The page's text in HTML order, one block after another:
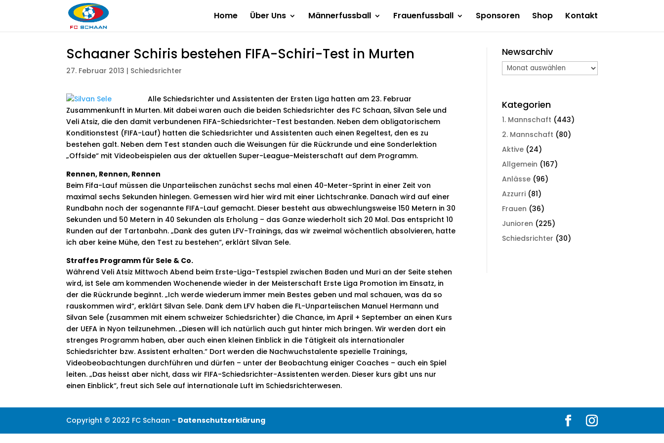
Home Über Uns Männerfussball Frauenfussball Sponsoren Shop Kontakt
Schaaner Schiris bestehen FIFA-Schiri-Test in Murten
27. Februar 2013 | Schiedsrichter
Alle Schiedsrichter und Assistenten der Ersten Liga hatten am 23. Februar
Zusammenkunft in Murten. Mit dabei waren auch die beiden Schiedsrichter des FC Schaan, Silvan Sele und
Veli Atsiz, die den damit verbundenen FIFA-Schiedsrichter-Test bestanden. Neben dem obligatorischem
Konditionstest (FIFA-Lauf) hatten die Schiedsrichter und Assistenten auch einen Regeltest, den es zu
bestehen galt. Neben dem Test standen auch die Weisungen für die Rückrunde und eine Sonderlektion
„Offside“ mit Videobeispielen aus der aktuellen Super-League-Meisterschaft auf dem Programm.
Rennen, Rennen, Rennen
Beim Fifa-Lauf müssen die Unparteiischen zunächst sechs mal einen 40-Meter-Sprint in einer Zeit von
maximal sechs Sekunden hinlegen. Gemessen wird hier wird mit einer Lichtschranke. Danach wird auf einer
Rundbahn noch der sogenannte FIFA-Lauf gemacht. Dieser besteht aus abwechlungsweise 150 Metern in 30
Sekunden und 50 Metern in 40 Sekunden als Erholung – das Ganze wiederholt sich 20 Mal. Das entspricht 10
Runden auf der Tartanbahn. „Dank des guten LFV-Trainings, das wir zweimal wöchentlich absolvieren, hatte
ich aber keine Mühe, den Test zu bestehen“, erklärt Silvan Sele.
Straffes Programm für Sele & Co.
Während Veli Atsiz Mittwoch Abend beim Erste-Liga-Testspiel zwischen Baden und Muri an der Seite stehen
wird, ist Sele am kommenden Wochenende wieder in der Meisterschaft Erste Liga Promotion im Einsatz, in
der die Rückrunde beginnt. „Ich werde wiederum immer mein Bestes geben und mal schauen, was da so
rauskommen wird“, erklärt Silvan Sele. Dank dem LFV haben die FL-Unparteiischen Manuel Hermann und
Silvan Sele (zusammen mit einem schweizer Schiedsrichter) die Chance, im April + September an einen Kurs
der UEFA in Nyon teilzunehmen. „Diesen will ich natürlich auch gut hinter mich bringen. Wir werden dort ein
strenges Programm haben, aber auch einen kleinen Einblick in die Tätigkeit als internationaler
Schiedsrichter bzw. Assistent erhalten.“ Dort werden die Nachwuchstalente spezielle Trainings,
Videobeobachtungen durchführen und dürfen – unter der Beobachtung einiger Coaches – auch ein Spiel
leiten. „Das heisst aber nicht, dass wir FIFA-Schiedsrichter-Assistenten werden. Dieser kurs gibt uns nur
einen Einblick“, freut sich Sele auf internationale Luft im Schiedsrichterwesen.
Newsarchiv
Newsarchiv
Kategorien
1. Mannschaft (443)
2. Mannschaft (80)
Aktive (24)
Allgemein (167)
Anlässe (96)
Azzurri (81)
Frauen (36)
Junioren (225)
Schiedsrichter (30)
Copyright © 2022 FC Schaan - Datenschutzerklärung